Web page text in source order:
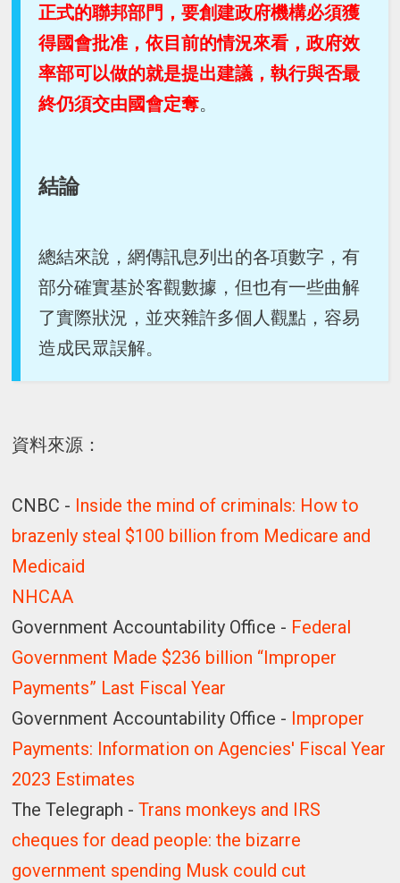
正式的聯邦部門，要創建政府機構必須獲
得國會批准，依目前的情況來看，政府效
率部可以做的就是提出建議，執行與否最
終仍須交由國會定奪。
結論
總結來說，網傳訊息列出的各項數字，有
部分確實基於客觀數據，但也有一些曲解
了實際狀況，並夾雜許多個人觀點，容易
造成民眾誤解。
資料來源：
CNBC - Inside the mind of criminals: How to
brazenly steal $100 billion from Medicare and
Medicaid
NHCAA
Government Accountability Office - Federal
Government Made $236 billion “Improper
Payments” Last Fiscal Year
Government Accountability Office - Improper
Payments: Information on Agencies' Fiscal Year
2023 Estimates
The Telegraph -Trans monkeys and IRS
cheques for dead people: the bizarre
government spending Musk could cut